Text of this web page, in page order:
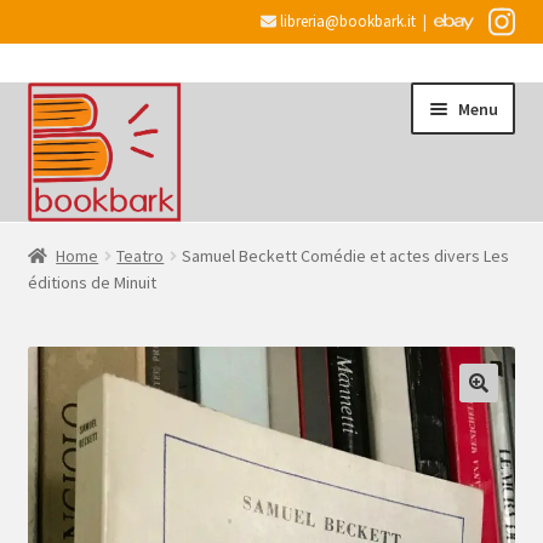
libreria@bookbark.it |
Vai
alla
navigazione
Vai
al
contenuto
Menu
Home
il
menu
child
Desiderata
Checkout
Account
Espandi
il
Home Teatro
Samuel Beckett Comédie et actes divers Les
éditions de Minuit